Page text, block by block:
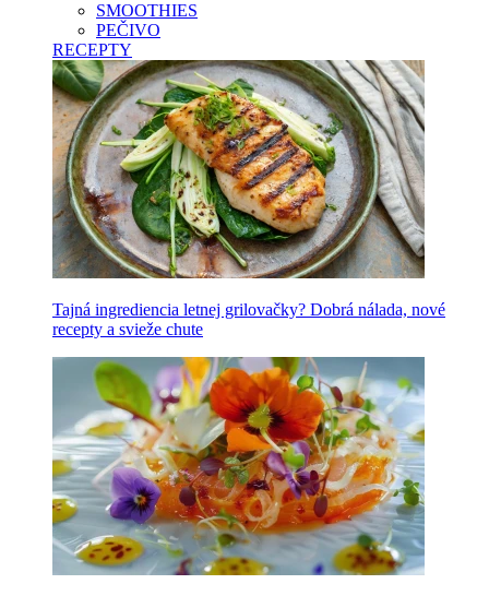
SMOOTHIES
PEČIVO
RECEPTY
Tajná ingrediencia letnej grilovačky? Dobrá nálada, nové
recepty a svieže chute